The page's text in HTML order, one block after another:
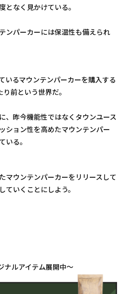
となく見かけている。
ンパーカーには保温性も備えられ
いるマウンテンパーカーを購入する
前という世界だ。
、昨今機能性ではなくタウンユース
ション性を高めたマウンテンパー
いる。
マウンテンパーカーをリリースして
ていくことにしよう。